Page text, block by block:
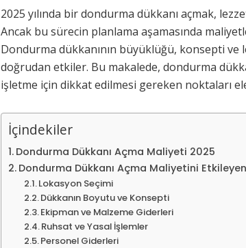
2025 yılında bir dondurma dükkanı açmak,
Ancak bu sürecin planlama aşamasında
Dondurma dükkanının büyüklüğü, konsepti
doğrudan etkiler. Bu makalede, dondurma
işletme için dikkat edilmesi gereken noktaları
İçindekiler
Dondurma Dükkanı Açma Maliyeti 2025
Dondurma Dükkanı Açma Maliyetini
Lokasyon Seçimi
Dükkanın Boyutu ve Konsepti
Ekipman ve Malzeme Giderleri
Ruhsat ve Yasal İşlemler
Personel Giderleri